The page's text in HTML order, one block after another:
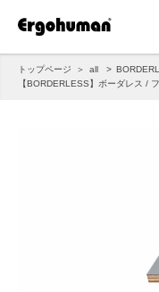
トップページ all
【BORDERLESS】ボーダレス